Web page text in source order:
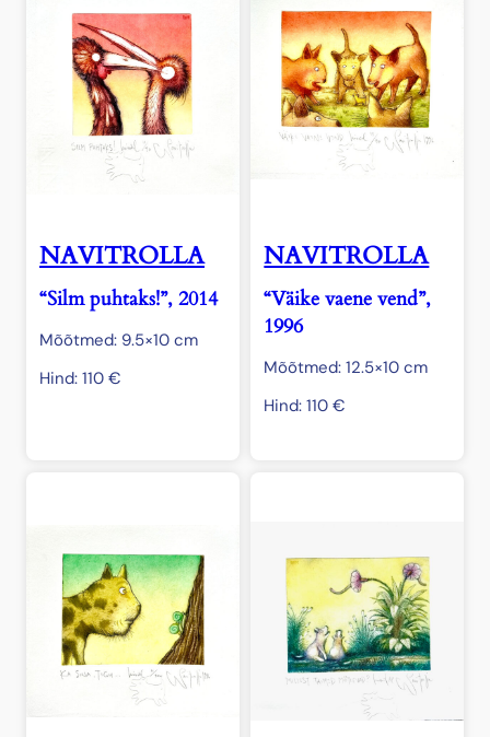
NAVITROLLA
“Silm puhtaks!”, 2014
Mõõtmed: 9.5×10 cm
Hind: 110 €
NAVITROLLA
“Väike vaene vend”,
1996
Mõõtmed: 12.5×10 cm
Hind:110€